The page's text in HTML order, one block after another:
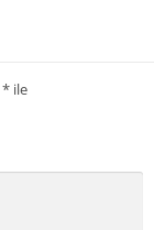
* ile